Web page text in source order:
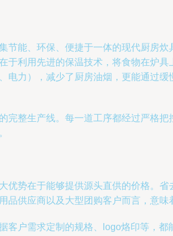
能、环保、便捷于一体的现代厨房
利用先进的保温技术，将食物在炉
力），减少了厨房油烟，更能通过
整生产线。每一道工序都经过严格
势在于能够提供源头直供的价格。
供应商以及大型团购客户而言，意味
户需求定制的规格、logo烙印等，